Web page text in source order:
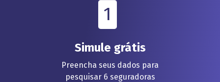
1
Simule grátis
Preencha seus dados para
pesquisar 6 seguradoras